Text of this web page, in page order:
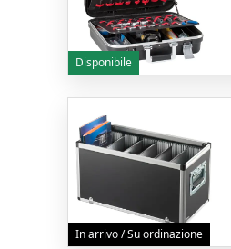
Disponibile
In arrivo / Su ordinazione